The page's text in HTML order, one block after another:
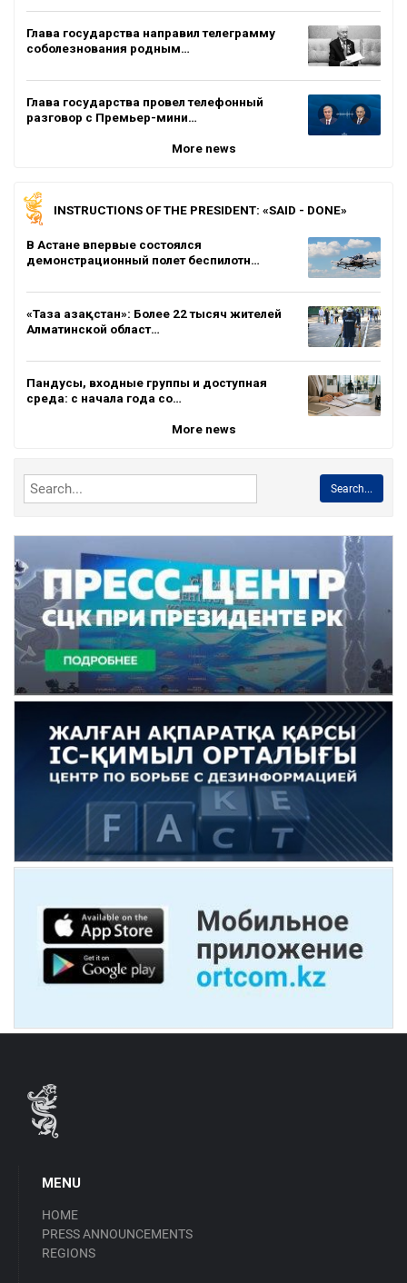
Глава государства направил телеграмму
соболезнования родным…
Глава государства провел телефонный
разговор с Премьер-мини…
More news
INSTRUCTIONS OF THE PRESIDENT: «SAID - DONE»
В Астане впервые состоялся
демонстрационный полет беспилотн…
«Таза Қазақстан»: Более 22 тысяч жителей
Алматинской област…
Пандусы, входные группы и доступная
среда: с начала года со…
More news
Search...
MENU
HOME
PRESS ANNOUNCEMENTS
REGIONS